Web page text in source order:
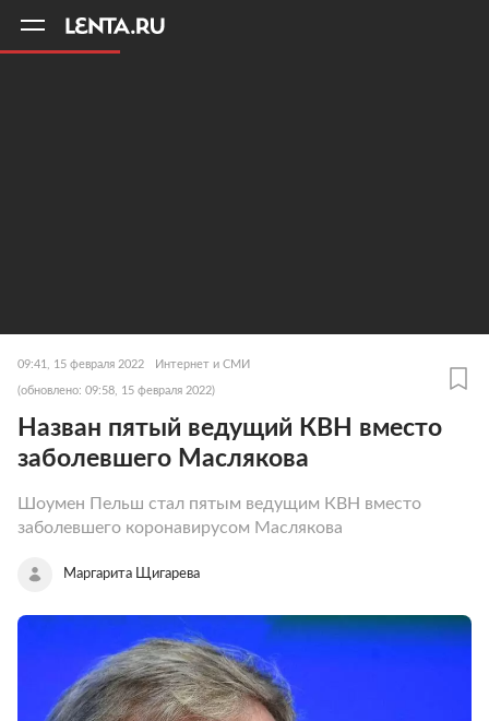
09:41, 15 февраля 2022 Интернет и СМИ
(обновлено: 09:58, 15 февраля 2022)
Назван пятый ведущий КВН вместо
заболевшего Маслякова
Шоумен Пельш стал пятым ведущим КВН вместо
заболевшего коронавирусом Маслякова
Маргарита Щигарева